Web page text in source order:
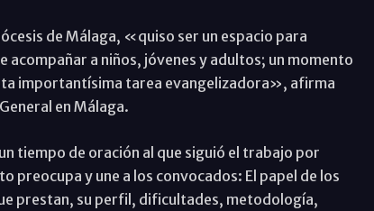
de Málaga, «quiso ser un espacio para
a niños, jóvenes y adultos; un momento
importantísima tarea evangelizadora», afirma
en Málaga.
tiempo de oración al que siguió el trabajo por
y une a los convocados: El papel de los
prestan, su perfil, dificultades, metodología,